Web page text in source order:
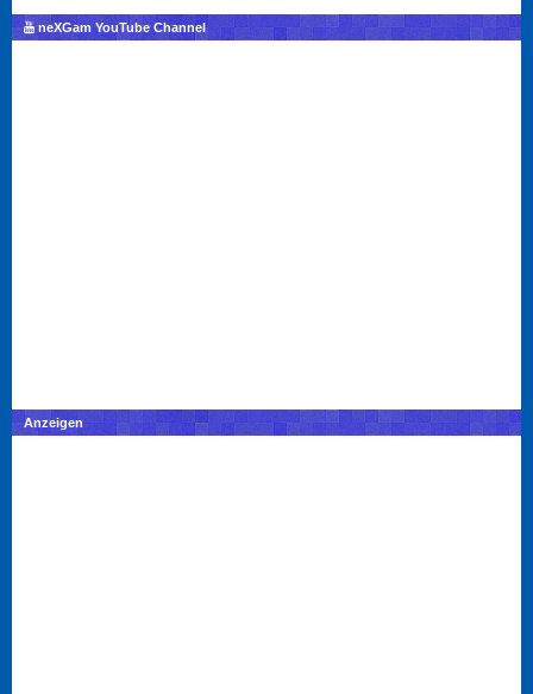
neXGam YouTube Channel
Anzeigen